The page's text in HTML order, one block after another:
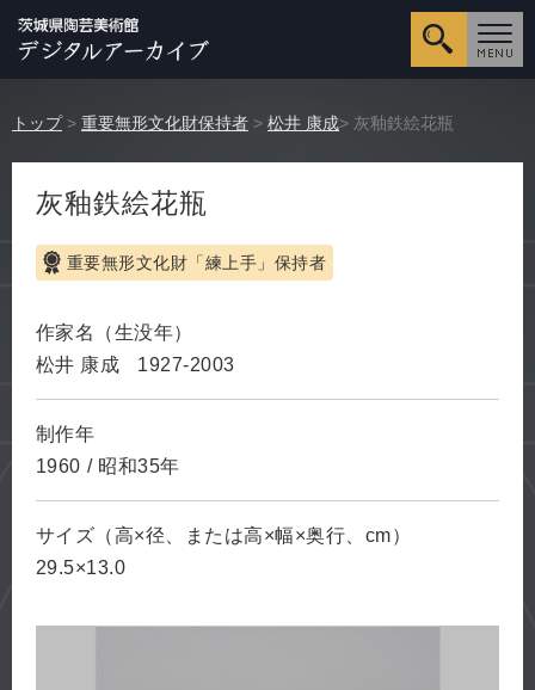
詳細検
トップ > 重要無形文化財保持者 > 松井 康成> 灰釉鉄絵花瓶
灰釉鉄絵花瓶
重要無形文化財「練上手」保持者
作家名（生没年）
松井 康成
1927-2003
制作年
1960 / 昭和35年
サイズ（高×径、または高×幅×奥行、cm）
29.5×13.0